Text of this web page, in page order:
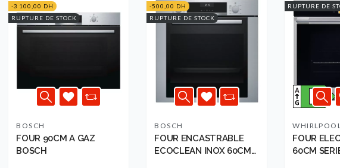
-3 100,00 DH
RUPTURE DE STOCK
BOSCH
FOUR 90CM A GAZ
BOSCH
-500,00 DH
RUPTURE DE STOCK
BOSCH
FOUR ENCASTRABLE
ECOCLEAN INOX 60CM
RUPTURE DE
WHIRLPOOL
FOUR
60CM